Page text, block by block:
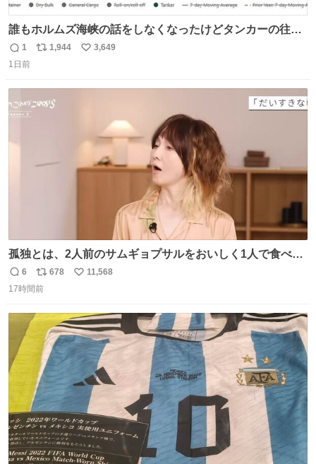
誰もホルムズ海峡の話をしなくなったけどタンカーの往来
は消滅したままですねと
返
信
1
リ
ト
1,944
い
3,649
1日前
孤独とは、2人前のサムギョプサルをおいしく1人で食べる
ことである←好きすぎる
返
信
6
リ
ポ
ト
数
678
い
数
11,568
17時間前